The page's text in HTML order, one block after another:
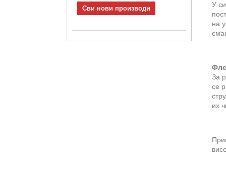
Сви нови производи
У
на
За
се
их